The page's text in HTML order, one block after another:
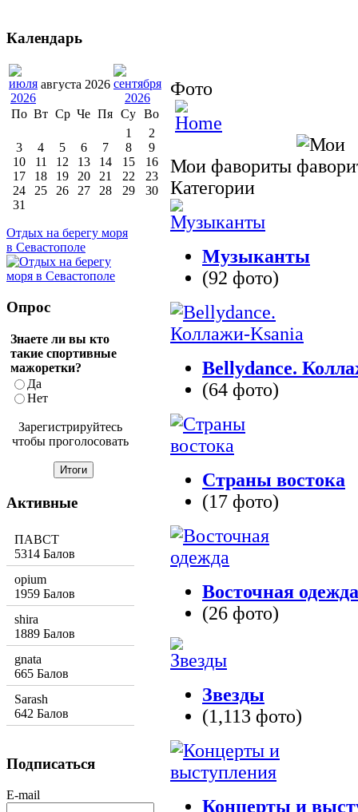
Фото
Мои фавориты
Категории
Музыканты
(92 фото)
Bellydance.
(64 фото)
Страны востока
(17 фото)
Восточная одежда
(26 фото)
Звезды
(1,113 фото)
Концерты и
Календарь
августа 2026
По Вт Ср Че Пя Су Во
1
2
3
4 5 6 7 8
9
10
11 12 13 14 15
16
17
18 19 20 21 22
23
24
25 26 27 28 29
30
31
Отдых на берегу моря
в Севастополе
Опрос
Знаете ли вы кто
такие спортивные
мажоретки?
Да
Нет
Зарегистрируйтесь
чтобы проголосовать
Активные
ПАВСТ
5314 Балов
opium
1959 Балов
shira
1889 Балов
gnata
665 Балов
Sarash
642 Балов
Подписаться
E-mail